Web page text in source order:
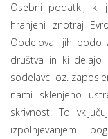
Osebni podatki, ki
hranjeni znotraj
Obdelovali jih bodo
društva in ki delajo
sodelavci oz.
nami sklenjeno
skrivnost. To
izpolnjevanjem